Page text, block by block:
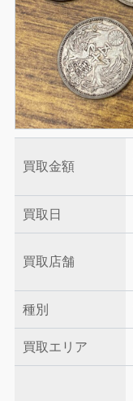
買取金額
買取日
買取店舗
種別
買取エリア